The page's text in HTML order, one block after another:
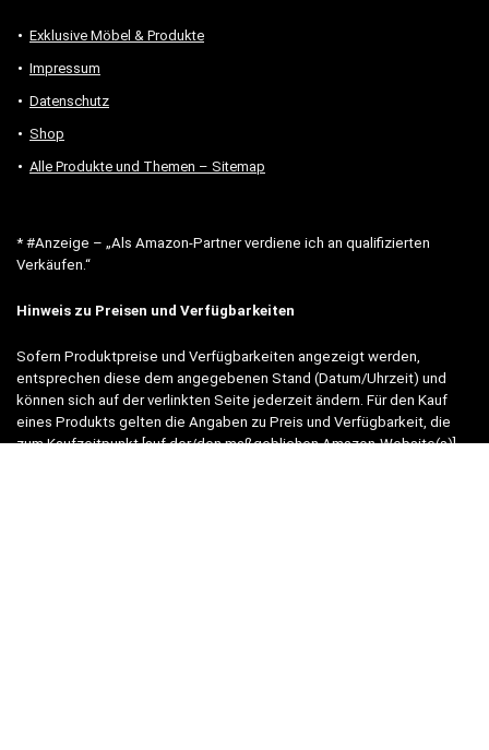
Exklusive Möbel & Produkte
Impressum
Datenschutz
Shop
Alle Produkte und Themen – Sitemap
* #Anzeige – „Als Amazon-Partner verdiene ich an qualifizierten
Verkäufen.“
Hinweis zu Preisen und Verfügbarkeiten
Sofern Produktpreise und Verfügbarkeiten angezeigt werden,
entsprechen diese dem angegebenen Stand (Datum/Uhrzeit) und
können sich auf der verlinkten Seite jederzeit ändern. Für den Kauf
eines Produkts gelten die Angaben zu Preis und Verfügbarkeit, die
zum Kaufzeitpunkt [auf der/den maßgeblichen Amazon-Website(s)]